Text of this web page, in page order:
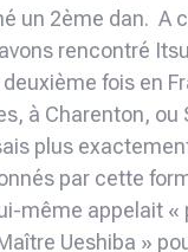
un 2ème dan. A
rencontré
fois en
à Charenton, ou
plus
par cette
même appelait «
Ueshiba »